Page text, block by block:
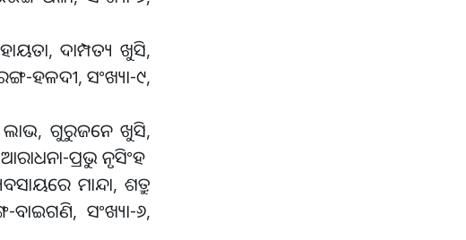
ଦାମ୍ପତ୍ୟ ଖୁସି,
ହଳଦୀ, ସଂଖ୍ୟା-୯,
ଲାଭ, ଗୁରୁଜନେ ଖୁସି,
ଆରାଧନା-ପ୍ରଭୁ ନୃସିଂହ
ମାନ୍ଦା, ଶତ୍ରୁ
ବାଇଗଣି, ସଂଖ୍ୟା-୬,